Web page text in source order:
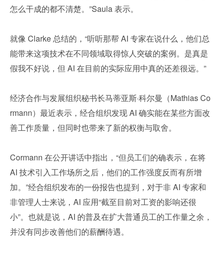
怎么干成的都不清楚。”Saula 表示。
就像 Clarke 总结的，“听听那帮 AI 专家在说什么，他们总
能带来这项技术在不同领域取得惊人突破的案例。是真是
假我不好说，但 AI 在目前的实际应用中真的还差很远。”
经济合作与发展组织秘书长马蒂亚斯·科尔曼（Mathias Co
rmann）最近表示，经合组织发现 AI 确实能在某些方面改
善工作质量，但同时也带来了新的权衡与取舍。
Cormann 在公开讲话中指出，“但员工们的确表示，在将
AI 技术引入工作场所之后，他们的工作强度反而有所增
加。”经合组织发布的一份报告也提到，对于非 AI 专家和
非管理人士来说，AI 应用“截至目前对工资的影响还很
小”。也就是说，AI 的普及在扩大普通员工的工作量之余，
并没有同步改善他们的薪酬待遇。